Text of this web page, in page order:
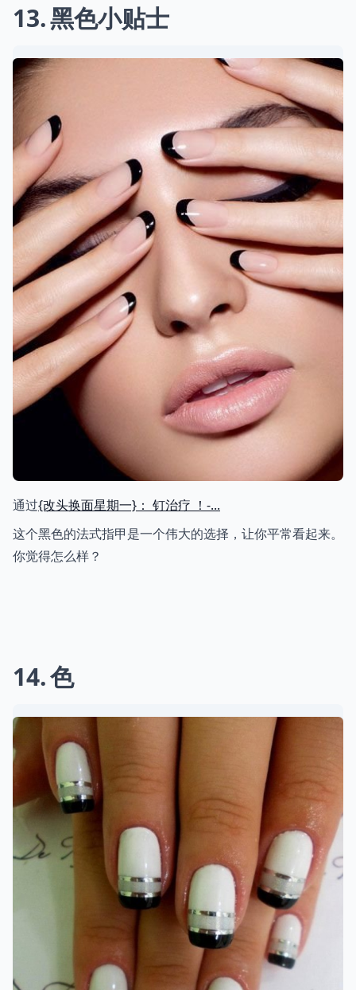
13 黑色小贴士
通过{改头换面星期一}： 钉治疗 ！-...
这个黑色的法式指甲是一个伟大的选择，让你平常看起来。
你觉得怎么样？
14 色